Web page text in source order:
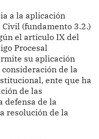
a la aplicación
Civil (fundamento 3.2.)
el artículo IX del
Procesal
su aplicación
de la
ente que ha
de las
defensa de la
resolución de la